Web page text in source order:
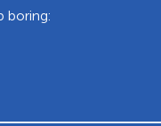
boring: